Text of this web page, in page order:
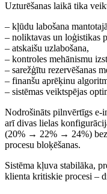
Uzturēšanas laikā tika
– kļūdu labošana
– noliktavas un loģistikas
– atskaišu uzlabošana,
– kontroles mehānismu
– sarežģītu rezervēšanas
– finanšu aprēķinu
– sistēmas veiktspējas
Nodrošināts pilnvērtīgs e-
arī divas lielas
(20% → 22% → 24%) bez
procesu bloķēšanas.
Sistēma kļuva stabilāka,
klienta kritiskie procesi –